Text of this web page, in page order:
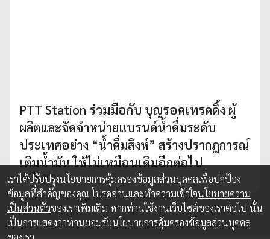
PTT Station ร่วมมือกับ บุญรอดเทรดดิ้ง ผู้
ผลิตและจัดจำหน่ายแบรนด์น้ำดื่มระดับ
ประเทศอย่าง “น้ำดื่มสิงห์” สร้างปรากฎการณ์
เติมน้ำมัน ให้ไม่เหมือนเดิมอีกต่อไป
2 มี.ค. 2026
เราได้ปรับปรุงนโยบายการคุ้มครองข้อมูลส่วนบุคคลเพื่อปกป้อง
ข้อมูลที่สำคัญของคุณ โปรดอ่านและทำความเข้าใจนโยบายความ
เป็นส่วนตัวของเราเพิ่มเติม หากท่านใช้งานเว็บไซต์ของเราต่อไป นั่น
เป็นการแสดงว่าท่านยอมรับนโยบายการคุ้มครองข้อมูลส่วนบุคคล